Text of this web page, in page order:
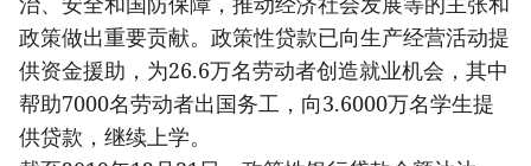
政策做出重要贡献。政策性贷款已向生产经营活动提
供资金援助，为26.6万名劳动者创造就业机会，其中
帮助7000名劳动者出国务工，向3.6000万名学生提
供贷款，继续上学。